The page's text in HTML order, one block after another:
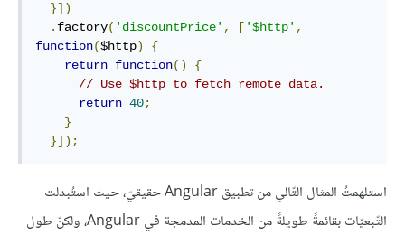
}])
. factory( 'discountPrice' , [ '$http' ,
function($http)
{
return function()
{
// Use $http to fetch remote data.
return 40;
}
}]);
استلهمتُ المثال التّالي من تطبيق Angular حقيقيّ، حيث استُبدلت
التّبعيّات بقائمةً طويلةً من الخدمات المدمجة في Angular، ولكنّ طول